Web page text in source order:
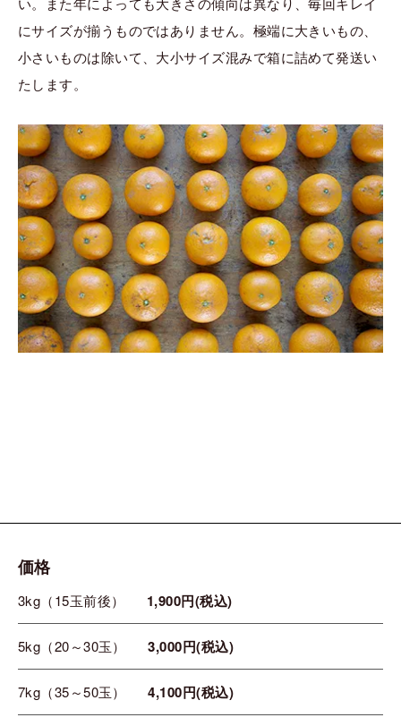
にサイズが揃うものではありません。極端に大きいもの、
小さいものは除いて、大小サイズ混みで箱に詰めて発送い
たします。
価格
3kg（15玉前後） 1,900円(税込)
5kg（20～30玉） 3,000円(税込)
7kg（35～50玉） 4,100円(税込)